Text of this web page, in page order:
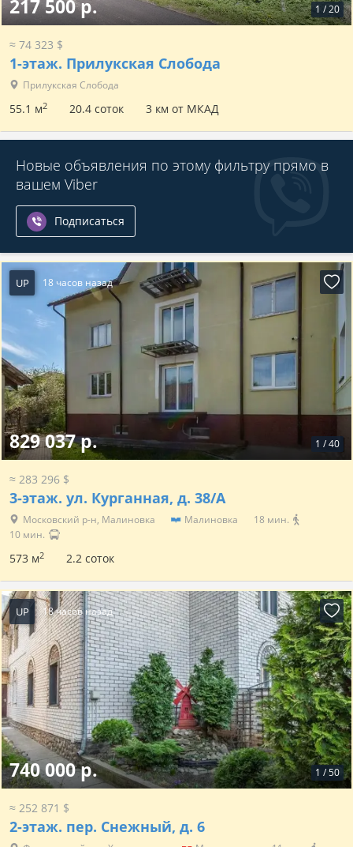
1 /20
217 500 р.
≈ 74 323 $
1-этаж. Прилукская Слобода
Прилукская Слобода
55.1 м2 20.4 соток 3 км от МКАД
Новые объявления по этому фильтру прямо в
вашем Viber
Подписаться
UP 18 часов назад
1 /40
829 037 р.
≈ 283 296 $
3-этаж. ул. Курганная, д. 38/А
Московский р-н, Малиновка Малиновка
18 мин.
10 мин.
573 м2 2.2 соток
UP 18 часов назад
1 /50
740 000 р.
≈ 252 871 $
2-этаж. пер. Снежный, д. 6